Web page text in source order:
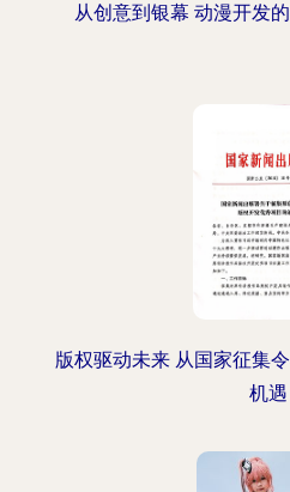
从创意到银幕 动漫开发
版权驱动未来 从国家征集
机遇